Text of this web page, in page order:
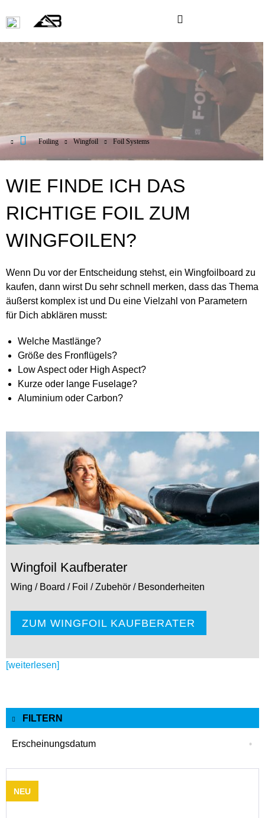
Foiling Wingfoil Foil Systems
WIE FINDE ICH DAS
RICHTIGE FOIL ZUM
WINGFOILEN?
Wenn Du vor der Entscheidung stehst, ein Wingfoilboard zu
kaufen, dann wirst Du sehr schnell merken, dass das Thema
äußerst komplex ist und Du eine Vielzahl von Parametern
für Dich abklären musst:
Welche Mastlänge?
Größe des Fronflügels?
Low Aspect oder High Aspect?
Kurze oder lange Fuselage?
Aluminium oder Carbon?
Wingfoil Kaufberater
Wing / Board / Foil / Zubehör / Besonderheiten
ZUM WINGFOIL KAUFBERATER
[weiterlesen]
FILTERN
NEU